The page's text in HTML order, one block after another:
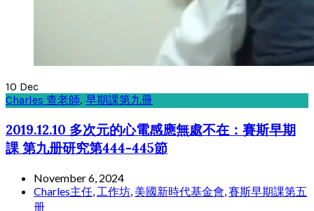
10 Dec
Charles 查老師, 早期課第九冊
2019.12.10 多次元的心電感應無處不在：賽斯早期
課 第九册研究第444-445節
November 6, 2024
Charles主任 工作坊 美國新時代基金會 賽斯早期課第五
册